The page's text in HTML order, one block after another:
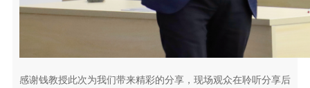
感谢钱教授此次为我们带来精彩的分享，现场观众在聆听分享后